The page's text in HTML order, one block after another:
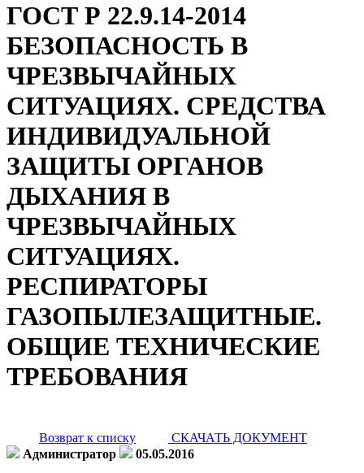
ГОСТ Р 22.9.14-2014
БЕЗОПАСНОСТЬ В
ЧРЕЗВЫЧАЙНЫХ
СИТУАЦИЯХ. СРЕДСТВА
ИНДИВИДУАЛЬНОЙ
ЗАЩИТЫ ОРГАНОВ
ДЫХАНИЯ В
ЧРЕЗВЫЧАЙНЫХ
СИТУАЦИЯХ.
РЕСПИРАТОРЫ
ГАЗОПЫЛЕЗАЩИТНЫЕ.
ОБЩИЕ ТЕХНИЧЕСКИЕ
ТРЕБОВАНИЯ
Возврат к списку
СКАЧАТЬ ДОКУМЕНТ
Администратор
05.05.2016